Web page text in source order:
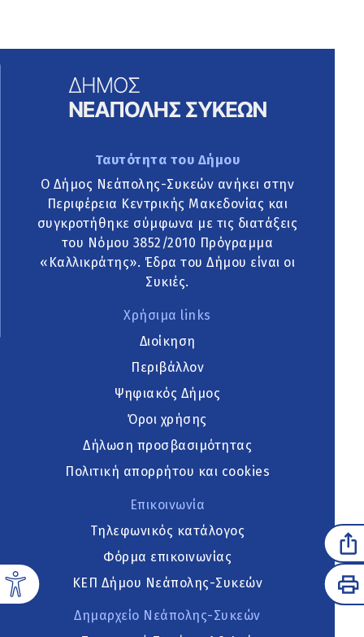
Ταυτότητα του Δήμου
Ο Δήμος Νεάπολης-Συκεών ανήκει στην
Περιφέρεια Κεντρικής Μακεδονίας και
συγκροτήθηκε σύμφωνα με τις διατάξεις
του Νόμου 3852/2010 Πρόγραμμα
«Καλλικράτης». Έδρα του Δήμου είναι οι
Συκιές.
Χρήσιμα links
Διοίκηση
Περιβάλλον
Ψηφιακός Δήμος
Όροι χρήσης
Δήλωση προσβασιμότητας
Πολιτική απορρήτου και cookies
Επικοινωνία
Τηλεφωνικός κατάλογος
Φόρμα επικοινωνίας
ΚΕΠ Δήμου Νεάπολης-Συκεών
Δημαρχείο Νεάπολης-Συκεών